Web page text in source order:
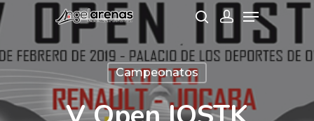
Hit enter to search or ESC to close
Campeonatos